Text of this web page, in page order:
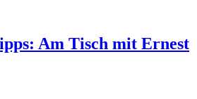
Am Tisch mit Ernest